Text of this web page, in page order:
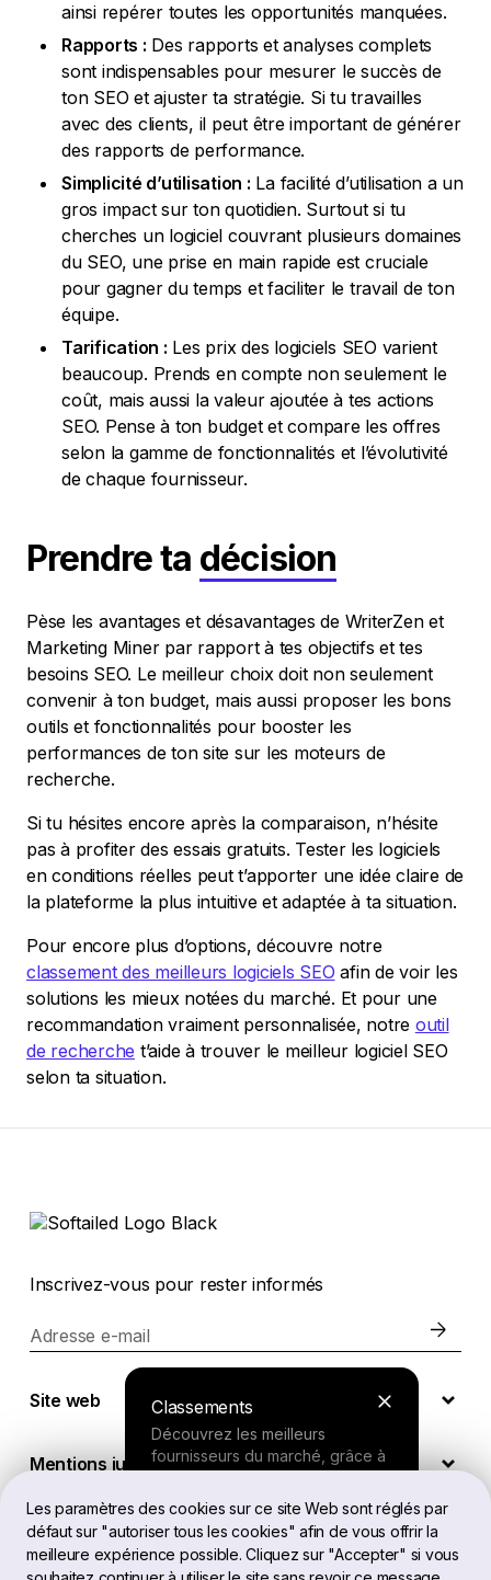
Les paramètres des cookies sur ce site Web sont réglés par
défaut sur "autoriser tous les cookies" afin de vous offrir la
meilleure expérience possible. Cliquez sur "Accepter" si vous
ainsi repérer toutes les opportunités manquées.
Rapports : Des rapports et analyses complets
sont indispensables pour mesurer le succès de
ton SEO et ajuster ta stratégie. Si tu travailles
avec des clients, il peut être important de générer
des rapports de performance.
Simplicité d’utilisation : La facilité d’utilisation a un
gros impact sur ton quotidien. Surtout si tu
cherches un logiciel couvrant plusieurs domaines
du SEO, une prise en main rapide est cruciale
pour gagner du temps et faciliter le travail de ton
équipe.
Tarification : Les prix des logiciels SEO varient
beaucoup. Prends en compte non seulement le
coût, mais aussi la valeur ajoutée à tes actions
SEO. Pense à ton budget et compare les offres
selon la gamme de fonctionnalités et l’évolutivité
de chaque fournisseur.
Prendre ta décision
Pèse les avantages et désavantages de WriterZen et
Marketing Miner par rapport à tes objectifs et tes
besoins SEO. Le meilleur choix doit non seulement
convenir à ton budget, mais aussi proposer les bons
outils et fonctionnalités pour booster les
performances de ton site sur les moteurs de
recherche.
Si tu hésites encore après la comparaison, n’hésite
pas à profiter des essais gratuits. Tester les logiciels
en conditions réelles peut t’apporter une idée claire de
la plateforme la plus intuitive et adaptée à ta situation.
Pour encore plus d’options, découvre notre
classement des meilleurs logiciels SEO afin de voir les
solutions les mieux notées du marché. Et pour une
recommandation vraiment personnalisée, notre outil
de recherche t’aide à trouver le meilleur logiciel SEO
selon ta situation.
Classements
Découvrez les meilleurs
fournisseurs du marché, grâce à
Outil de recherche
Inscrivez-vous pour rester informés
Adresse e-mail
Site web
Mentions juridiques
FR